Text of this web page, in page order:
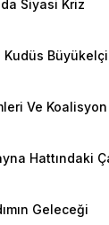
Siyasi Kriz
Kudüs
Ve Koalisyon
Hattındaki
Geleceği